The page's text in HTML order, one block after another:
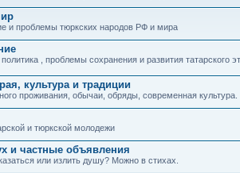
и проблемы тюркских народов РФ и мира
, проблемы сохранения и развития татарского
культура и традиции
проживания, обычаи, обряды, современная культура.
и тюркской молодежи
и частные объявления
или излить душу? Можно в стихах.